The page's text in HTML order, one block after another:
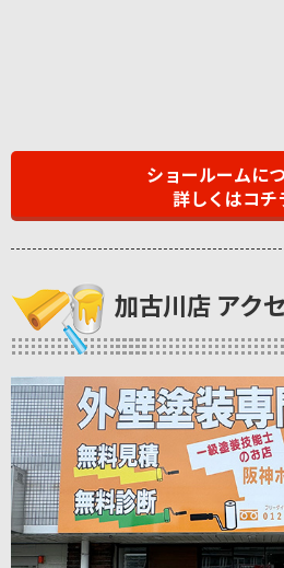
ショールームに
詳しくはコチ
加古川店 アク